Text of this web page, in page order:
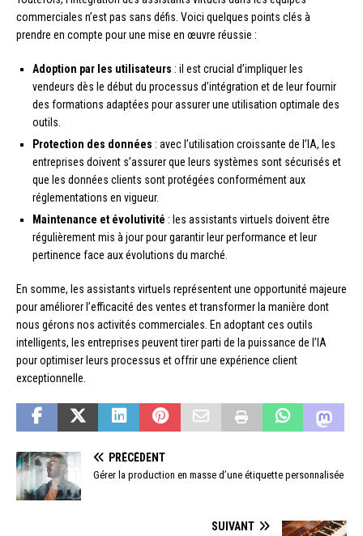
commerciales n’est pas sans défis. Voici quelques points clés à
prendre en compte pour une mise en œuvre réussie :
Adoption par les utilisateurs : il est crucial d’impliquer les
vendeurs dès le début du processus d’intégration et de leur fournir
des formations adaptées pour assurer une utilisation optimale des
outils.
Protection des données : avec l’utilisation croissante de l’IA, les
entreprises doivent s’assurer que leurs systèmes sont sécurisés et
que les données clients sont protégées conformément aux
réglementations en vigueur.
Maintenance et évolutivité : les assistants virtuels doivent être
régulièrement mis à jour pour garantir leur performance et leur
pertinence face aux évolutions du marché.
En somme, les assistants virtuels représentent une opportunité majeure
pour améliorer l’efficacité des ventes et transformer la manière dont
nous gérons nos activités commerciales. En adoptant ces outils
intelligents, les entreprises peuvent tirer parti de la puissance de l’IA
pour optimiser leurs processus et offrir une expérience client
exceptionnelle.
PRÉCÉDENT
Gérer la production en masse d’une étiquette personnalisée
SUIVANT